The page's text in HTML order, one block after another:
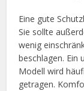
Eine gute
Sie sollte
wenig
beschlagen. Ein
Modell wird
getragen.